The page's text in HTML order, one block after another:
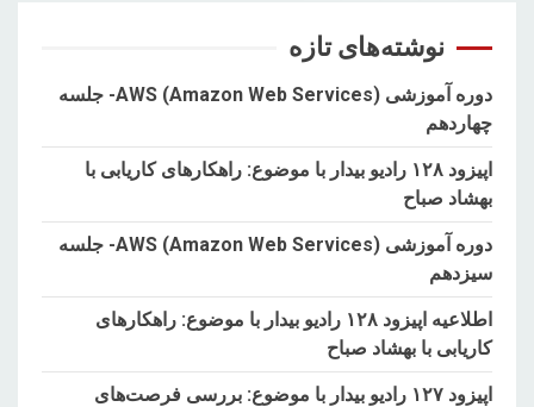
نوشته‌های تازه
دوره آموزشی AWS (Amazon Web Services)- جلسه
چهاردهم
اپیزود ۱۲۸ رادیو بیدار با موضوع: راهکارهای کاریابی با
بهشاد صباح
دوره آموزشی AWS (Amazon Web Services)- جلسه
سیزدهم
اطلاعیه اپیزود ۱۲۸ رادیو بیدار با موضوع: راهکارهای
کاریابی با بهشاد صباح
اپیزود ۱۲۷ رادیو بیدار با موضوع: بررسی فرصت‌های